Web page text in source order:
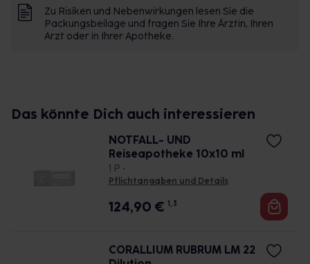
Zu Risiken und Nebenwirkungen lesen Sie die
Packungsbeilage und fragen Sie Ihre Ärztin, Ihren
Arzt oder in Ihrer Apotheke.
Das könnte Dich auch interessieren
NOTFALL- UND
Reiseapotheke 10x10 ml
1 P •
Pflichtangaben und Details
124,90 € 1, 3
CORALLIUM RUBRUM LM 22